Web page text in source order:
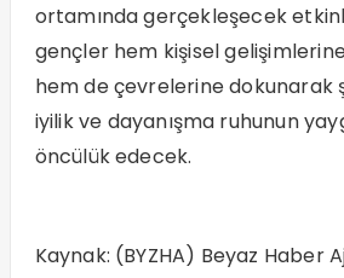
ortamında gerçekleşecek
gençler hem kişisel
hem de çevrelerine dokunarak
iyilik ve dayanışma ruhunun
öncülük edecek.
Kaynak: (BYZHA) Beyaz Haber